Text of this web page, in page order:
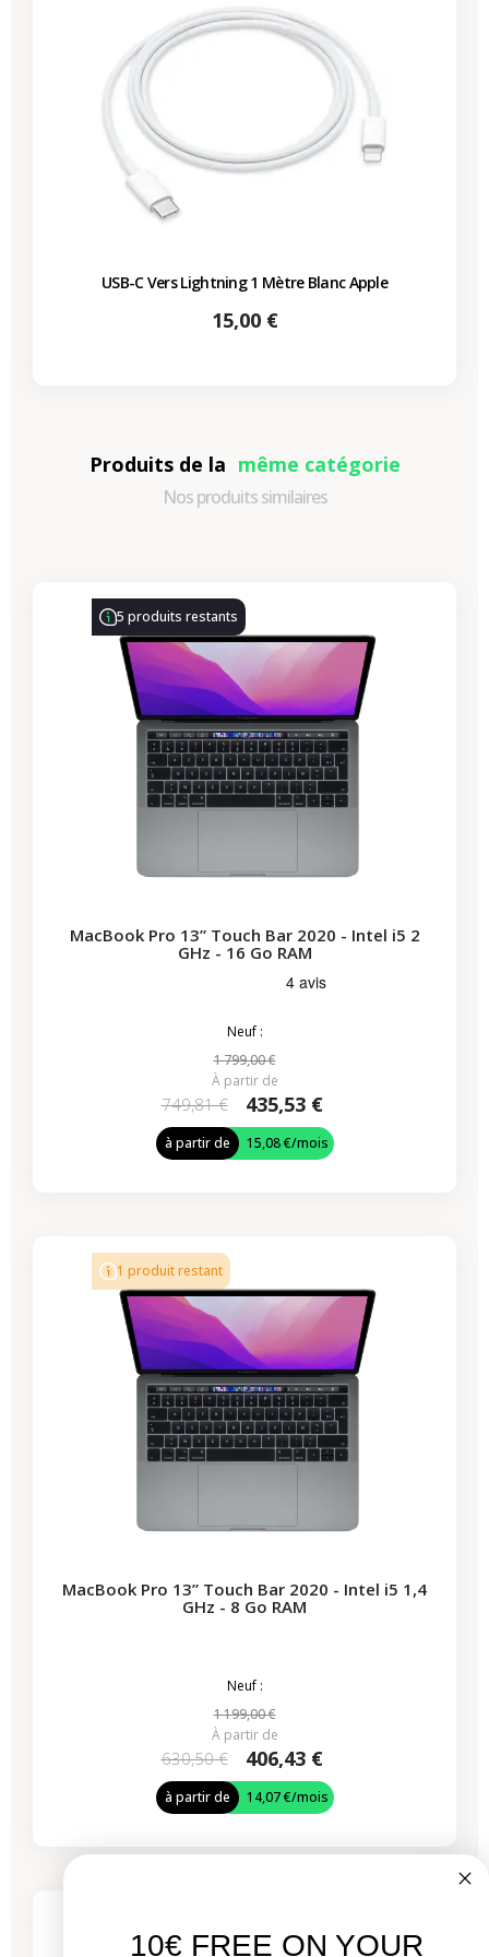
USB-C Vers Lightning 1 Mètre Blanc Apple
Prix
15,00 €
Produits de la même catégorie
Nos produits similaires
5 produits restants
MacBook Pro 13” Touch Bar 2020 - Intel i5 2
GHz - 16 Go RAM
Neuf :
1 799,00 €
À partir de
749,81 € 435,53 €
à partir de 15,08 €/mois
1 produit restant
MacBook Pro 13” Touch Bar 2020 - Intel i5 1,4
GHz - 8 Go RAM
Neuf :
1 199,00 €
À partir de
630,50 € 406,43 €
à partir de 14,07 €/mois
10€ FREE ON YOUR